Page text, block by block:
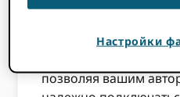
использованием
позволяя вашим
Настройки